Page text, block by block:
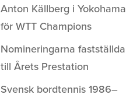
Anton Källberg i Yokohama
för WTT Champions
Nomineringarna fastställda
till Årets Prestation
Svensk bordtennis 1986–